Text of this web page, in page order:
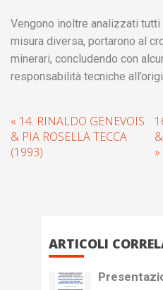
Vengono inoltre analizzati
misura diversa, portarono al
minerari, concludendo con
responsabilità tecniche
« 14. RINALDO GENEVOIS
& PIA ROSELLA TECCA
(1993)
»
ARTICOLI